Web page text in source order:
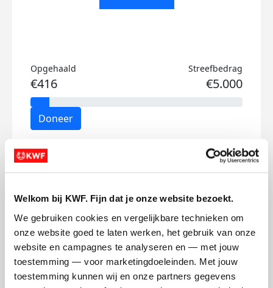
Welkom bij KWF. Fijn dat je onze website bezoekt.
We gebruiken cookies en vergelijkbare technieken om
onze website goed te laten werken, het gebruik van onze
website en campagnes te analyseren en — met jouw
toestemming — voor marketingdoeleinden. Met jouw
toestemming kunnen wij en onze partners gegevens
Opgehaald
€416
Streefbedrag
€5.000
Doneer